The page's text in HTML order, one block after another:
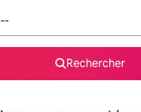
Rechercher